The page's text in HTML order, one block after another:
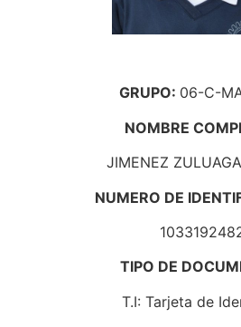
GRUPO: 06-C-
NOMBRE
JIMENEZ
NUMERO DE
TIPO DE
T.I: Tarjeta de